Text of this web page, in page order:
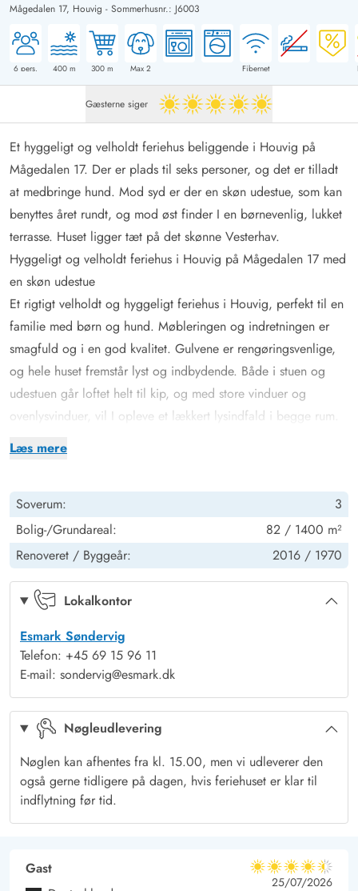
Mågedalen 17, Houvig - Sommerhusnr.: J6003
6 pers. 400m 300 m Max 2 Fibernet
Gæsterne siger 5 ud af 5
Læs mere
Et hyggeligt og velholdt feriehus beliggende i Houvig på
Mågedalen 17. Der er plads til seks personer, og det er tilladt
at medbringe hund. Mod syd er der en skøn udestue, som kan
benyttes året rundt, og mod øst finder I en børnevenlig, lukket
terrasse. Huset ligger tæt på det skønne Vesterhav.
Hyggeligt og velholdt feriehus i Houvig på Mågedalen 17 med
en skøn udestue
Et rigtigt velholdt og hyggeligt feriehus i Houvig, perfekt til en
familie med børn og hund. Møbleringen og indretningen er
smagfuld og i en god kvalitet. Gulvene er rengøringsvenlige,
og hele huset fremstår lyst og indbydende. Både i stuen og
udestuen går loftet helt til kip, og med store vinduer og
ovenlysvinduer, vil I opleve et lækkert lysindfald i begge rum.
I udestuen mod syd kan I nyde den flotte udsigt hele året
desuden, at I kan koble mange enheder på nettet på samme
tid. For jeres komfort og velvære er huset også udstyret
vaskemaskine og opvaskemaskine, der begge er med til at
gøre jeres ferie nemmere og mere bekvem.
Pæne udearealer og stor lukket terrasse
lege frit, mens I soler jer i liggestolene. Her på den store
træterrasse er der selvfølgelig flere forskellige møbler, så I kan
sætte jer godt til rette og nyde den friske vesterhavsluft. Fordi
at terrassen både vender mod syd og øst, kan I uanset
tidspunktet på dagen nyde solen og det danske vejr.
Hvis I kommer til huset med børn, vil de helt sikkkert synes om
den store græsplæne, der er rundt om huset og er ideel til
boldspil og leg for alle aldre.
Huset ligger ikke langt fra stranden og havet
dette hus særdeles attraktivt for familien, som ønsker sig en
aktiv ferie ved havet. Både børn, voksne og familiens hund kan
Soverum:
3
Bolig-/Grundareal:
82 / 1400 m²
Renoveret / Byggeår: 2016 / 1970
Lokalkontor
Esmark Søndervig
Telefon: +45 69 15 96 11
E-mail: sondervig@esmark.dk
Nøgleudlevering
Nøglen kan afhentes fra kl. 15.00, men vi udleverer den
også gerne tidligere på dagen, hvis feriehuset er klar til
indflytning før tid.
Gast
4.5 ud af 5
4.5 ud af 5
4.5 out of 5
25/07/2026